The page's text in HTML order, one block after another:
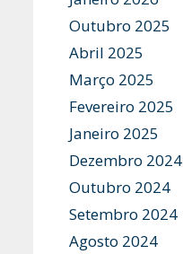
Outubro 2025
Abril 2025
Março 2025
Fevereiro 2025
Janeiro 2025
Dezembro 2024
Outubro 2024
Setembro 2024
Agosto 2024